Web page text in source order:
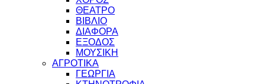
ΘΕΑΤΡΟ
ΒΙΒΛΙΟ
ΔΙΑΦΟΡΑ
ΕΞΟΔΟΣ
ΜΟΥΣΙΚΗ
ΑΓΡΟΤΙΚΑ
ΓΕΩΡΓΙΑ